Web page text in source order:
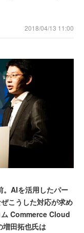
2018/04/13 11:00
。AIを活用したパー
こうした対応が求め
ム Commerce Cloud
増田拓也氏は